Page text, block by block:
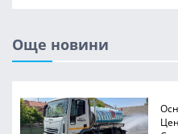
Още новини